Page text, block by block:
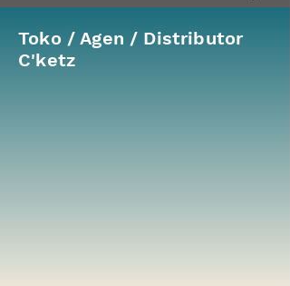
Toko / Agen / Distributor
C'ketz